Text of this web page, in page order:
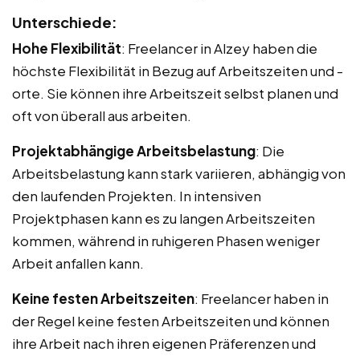
Unterschiede:
Hohe Flexibilität: Freelancer in Alzey haben die
höchste Flexibilität in Bezug auf Arbeitszeiten und -
orte. Sie können ihre Arbeitszeit selbst planen und
oft von überall aus arbeiten.
Projektabhängige Arbeitsbelastung: Die
Arbeitsbelastung kann stark variieren, abhängig von
den laufenden Projekten. In intensiven
Projektphasen kann es zu langen Arbeitszeiten
kommen, während in ruhigeren Phasen weniger
Arbeit anfallen kann.
Keine festen Arbeitszeiten: Freelancer haben in
der Regel keine festen Arbeitszeiten und können
ihre Arbeit nach ihren eigenen Präferenzen und